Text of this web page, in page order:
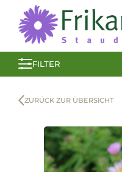
FILTER
ZURÜCK ZUR ÜBERSICHT